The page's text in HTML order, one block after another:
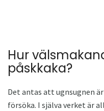
Hur
påskkaka?
Det antas att ugnsugnen
försöka. I själva verket är